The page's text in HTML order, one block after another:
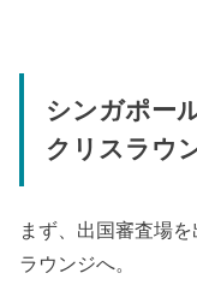
シンガポー
クリスラウ
まず、出国審査場
ラウンジへ。